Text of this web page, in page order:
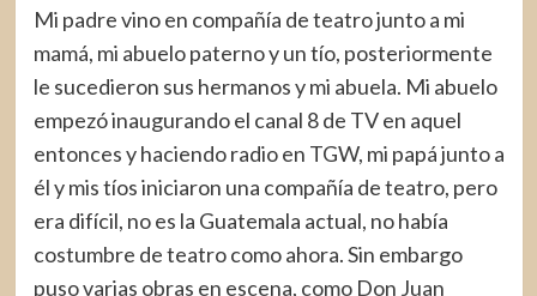
Mi padre vino en compañía de teatro junto a mi
mamá, mi abuelo paterno y un tío, posteriormente
le sucedieron sus hermanos y mi abuela. Mi abuelo
empezó inaugurando el canal 8 de TV en aquel
entonces y haciendo radio en TGW, mi papá junto a
él y mis tíos iniciaron una compañía de teatro, pero
era difícil, no es la Guatemala actual, no había
costumbre de teatro como ahora. Sin embargo
puso varias obras en escena, como Don Juan